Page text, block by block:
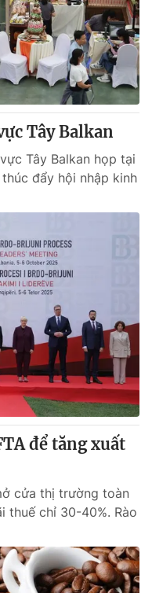
Tây Balkan
Tây Balkan họp tại
đẩy hội nhập kinh
để tăng xuất
cửa thị trường toàn
thuế chỉ 30-40%. Rào